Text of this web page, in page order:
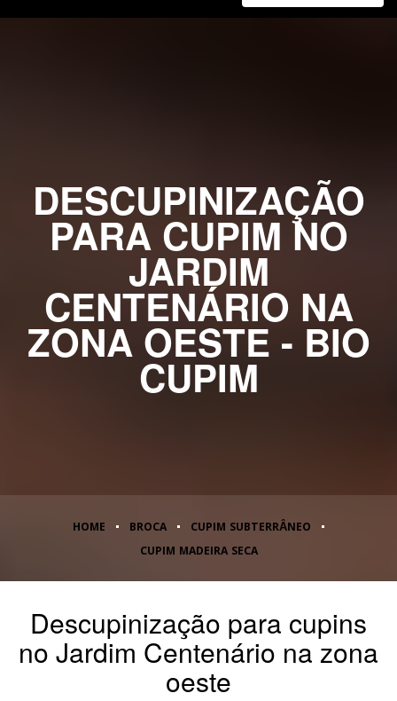
DESCUPINIZAÇÃO
PARA CUPIM NO
JARDIM
CENTENÁRIO NA
ZONA OESTE - BIO
CUPIM
HOME BROCA
CUPIM SUBTERRÂNEO
CUPIM MADEIRA SECA
Descupinização para cupins
no Jardim Centenário na zona
oeste